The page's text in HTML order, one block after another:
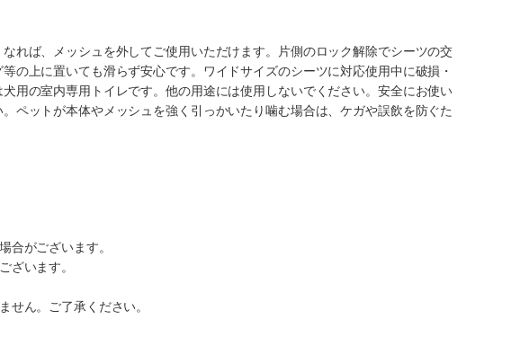
れば、メッシュを外してご使用いただけます。片側のロック解除でシーツの交
の上に置いても滑らず安心です。ワイドサイズのシーツに対応使用中に破損・
用の室内専用トイレです。他の用途には使用しないでください。安全にお使い
ペットが本体やメッシュを強く引っかいたり噛む場合は、ケガや誤飲を防ぐた
合がございます。
ざいます。
ん。ご了承ください。